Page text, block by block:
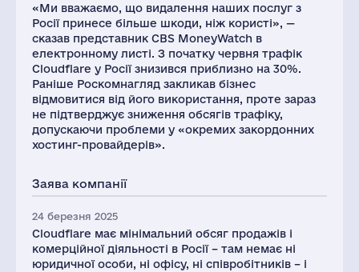
«Ми вважаємо, що видалення наших послуг з
Росії принесе більше шкоди, ніж користі», —
сказав представник CBS MoneyWatch в
електронному листі. З початку червня трафік
Cloudflare у Росії знизився приблизно на 30%.
Раніше Роскомнагляд закликав бізнес
відмовитися від його використання, проте зараз
не підтверджує зниження обсягів трафіку,
допускаючи проблеми у «окремих закордонних
хостинг-провайдерів».
Заява компанії
24 березня 2025
Cloudflare має мінімальний обсяг продажів і
комерційної діяльності в Росії – там немає ні
юридичної особи, ні офісу, ні співробітників – і